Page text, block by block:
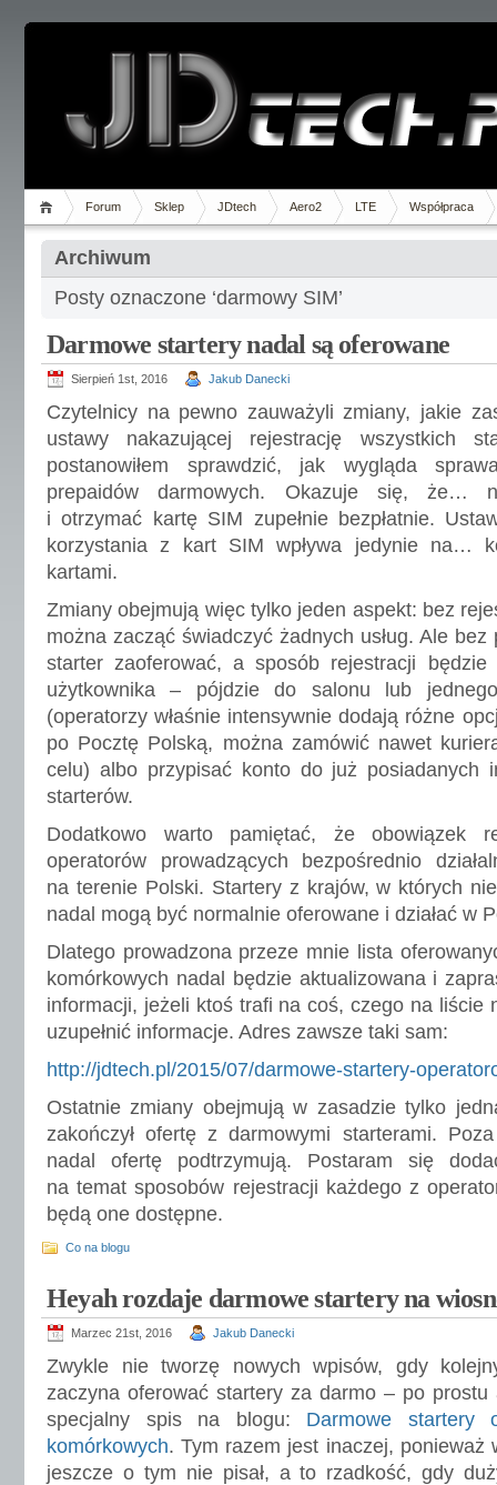
Forum Sklep JDtech Aero2 LTE Współpraca
Archiwum
Posty oznaczone ‘darmowy SIM’
Darmowe startery nadal są oferowane
Sierpień 1st, 2016 Jakub Danecki
Czytelnicy na pewno zauważyli zmiany, jakie
ustawy nakazującej rejestrację wszystkich
postanowiłem sprawdzić, jak wygląda
prepaidów darmowych. Okazuje się, że…
i otrzymać kartę SIM zupełnie bezpłatnie.
korzystania z kart SIM wpływa jedynie na…
kartami.
Zmiany obejmują więc tylko jeden aspekt: bez
można zacząć świadczyć żadnych usług. Ale
starter zaoferować, a sposób rejestracji będzie
użytkownika – pójdzie do salonu lub
(operatorzy właśnie intensywnie dodają różne
po Pocztę Polską, można zamówić nawet
celu) albo przypisać konto do już posiadanych
starterów.
Dodatkowo warto pamiętać, że obowiązek
operatorów prowadzących bezpośrednio
na terenie Polski. Startery z krajów, w których
nadal mogą być normalnie oferowane i działać w
Dlatego prowadzona przeze mnie lista
komórkowych nadal będzie aktualizowana i
informacji, jeżeli ktoś trafi na coś, czego na liście
uzupełnić informacje. Adres zawsze taki sam:
http://jdtech.pl/2015/07/darmowe-startery-
Ostatnie zmiany obejmują w zasadzie tylko
zakończył ofertę z darmowymi starterami.
nadal ofertę podtrzymują. Postaram się
na temat sposobów rejestracji każdego z
będą one dostępne.
Co na blogu
Heyah rozdaje darmowe startery na
Marzec 21st, 2016 Jakub Danecki
Zwykle nie tworzę nowych wpisów, gdy
zaczyna oferować startery za darmo – po prostu
specjalny spis na blogu: Darmowe startery
komórkowych. Tym razem jest inaczej, ponieważ
jeszcze o tym nie pisał, a to rzadkość, gdy